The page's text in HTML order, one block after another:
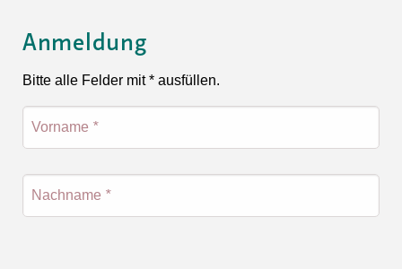
Anmeldung
Bitte alle Felder mit * ausfüllen.
Vorname *
Nachname *